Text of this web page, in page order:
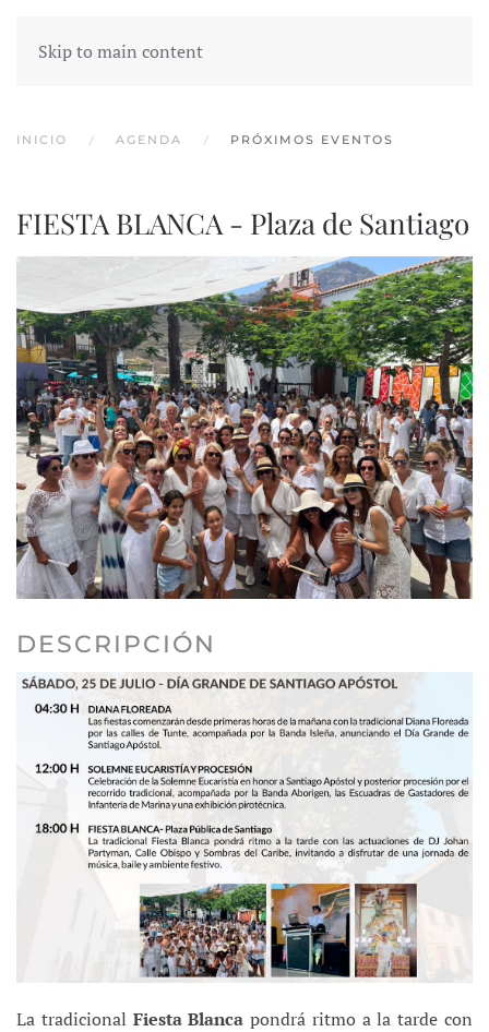
Skip to main content
INICIO AGENDA PRÓXIMOS EVENTOS
FIESTA BLANCA - Plaza de Santiago
DESCRIPCIÓN
La tradicional Fiesta Blanca pondrá ritmo a la tarde con